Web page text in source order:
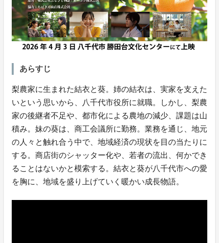
あらすじ
梨農家に生まれた結衣と葵。姉の結衣は、実家を支えた
いという思いから、八千代市役所に就職。しかし、梨農
家の後継者不足や、都市化による農地の減少、課題は山
積み。妹の葵は、商工会議所に勤務。業務を通じ、地元
の人々と触れ合う中で、地域経済の現状を目の当たりに
する。商店街のシャッター化や、若者の流出、何かでき
ることはないかと模索する。結衣と葵が八千代市への愛
を胸に、地域を盛り上げていく暖かい成長物語。